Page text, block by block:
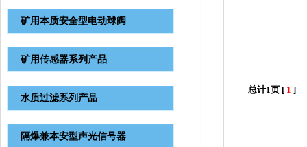
矿用本质安全型电动球阀
矿用传感器系列产品
水质过滤系列产品
隔爆兼本安型声光信号器
总计1页 [ 1 ]